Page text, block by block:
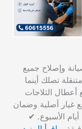
24 ساعة | صيانة وإصلاح جميع
خدمة فنية متنقلة تصلك أينما
الثلاجات
غيار أصلية وضمان
ساعة طوال أيام الأسبوع. ✔